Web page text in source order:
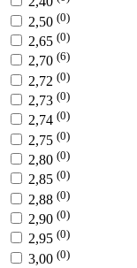
2,50 (0)
2,65 (0)
2,70 (6)
2,72 (0)
2,73 (0)
2,74 (0)
2,75 (0)
2,80 (0)
2,85 (0)
2,88 (0)
2,90 (0)
2,95 (0)
3,00 (0)